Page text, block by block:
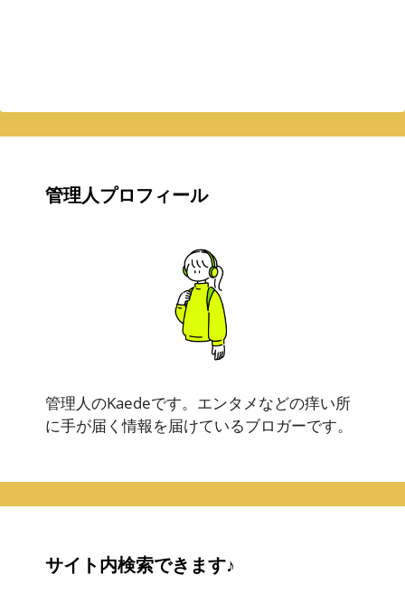
管理人プロフィール
管理人のKaedeです。エンタメなどの痒い所
に手が届く情報を届けているブロガーです。
サイト内検索できます♪